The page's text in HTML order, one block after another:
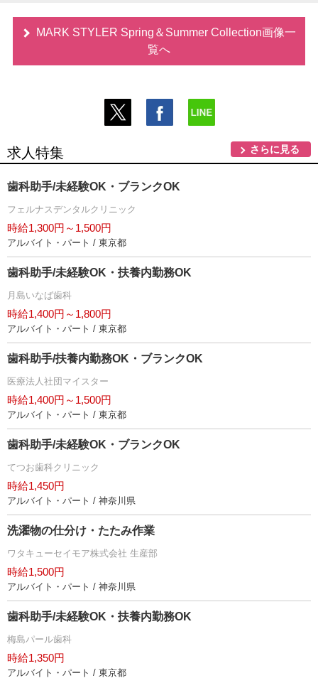
MARK STYLER Spring＆Summer Collection画像一
覧へ
求人特集 さらに見る
歯科助手/未経験OK・ブランクOK
フェルナスデンタルクリニック
時給1,300円～1,500円
アルバイト・パート / 東京都
歯科助手/未経験OK・扶養内勤務OK
月島いなば歯科
時給1,400円～1,800円
アルバイト・パート / 東京都
歯科助手/扶養内勤務OK・ブランクOK
医療法人社団マイスター
時給1,400円～1,500円
アルバイト・パート / 東京都
歯科助手/未経験OK・ブランクOK
てつお歯科クリニック
時給1,450円
アルバイト・パート / 神奈川県
洗濯物の仕分け・たたみ作業
ワタキューセイモア株式会社 生産部
時給1,500円
アルバイト・パート / 神奈川県
歯科助手/未経験OK・扶養内勤務OK
梅島パール歯科
時給1,350円
アルバイト・パート / 東京都